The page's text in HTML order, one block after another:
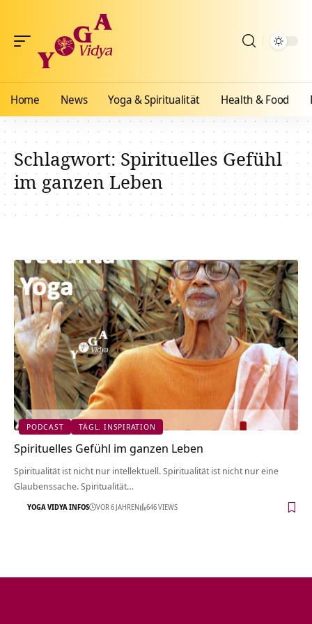
Home News Yoga & Spiritualität Health & Food
Schlagwort:Spirituelles Gefühl
im ganzen Leben
PODCAST TÄGL. INSPIRATION
Spirituelles Gefühl im ganzen Leben
Spiritualität ist nicht nur intellektuell. Spiritualität ist nicht nur eine
Glaubenssache. Spiritualität…
YOGA VIDYA INFOS VOR 6 JAHREN 646 VIEWS